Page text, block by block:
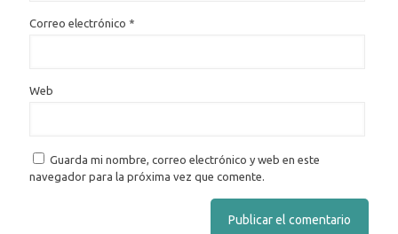
Correo electrónico *
Web
Guarda mi nombre, correo electrónico y web en este
navegador para la próxima vez que comente.